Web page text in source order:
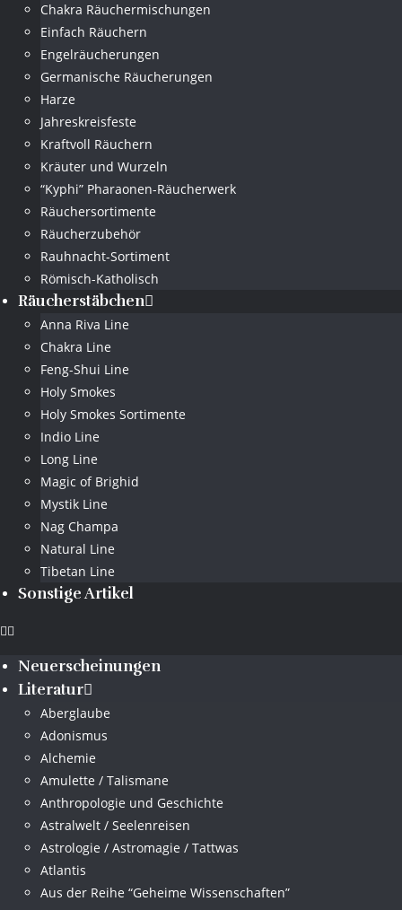
Chakra Räuchermischungen
Einfach Räuchern
Engelräucherungen
Germanische Räucherungen
Harze
Jahreskreisfeste
Kraftvoll Räuchern
Kräuter und Wurzeln
“Kyphi” Pharaonen-Räucherwerk
Räuchersortimente
Räucherzubehör
Rauhnacht-Sortiment
Römisch-Katholisch
Räucherstäbchen
Anna Riva Line
Chakra Line
Feng-Shui Line
Holy Smokes
Holy Smokes Sortimente
Indio Line
Long Line
Magic of Brighid
Mystik Line
Nag Champa
Natural Line
Tibetan Line
Sonstige Artikel
Neuerscheinungen
Literatur
Aberglaube
Adonismus
Alchemie
Amulette / Talismane
Anthropologie und Geschichte
Astralwelt / Seelenreisen
Astrologie / Astromagie / Tattwas
Atlantis
Aus der Reihe “Geheime Wissenschaften”